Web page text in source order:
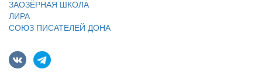
ЗАОЗЁРНАЯ ШКОЛА
ЛИРА
СОЮЗ ПИСАТЕЛЕЙ ДОНА